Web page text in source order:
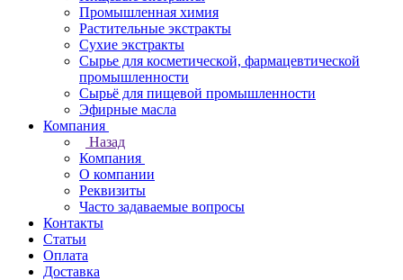
Промышленная химия
Растительные экстракты
Сухие экстракты
Сырье для косметической, фармацевтической
промышленности
Сырьё для пищевой промышленности
Эфирные масла
Компания
Назад
Компания
О компании
Реквизиты
Часто задаваемые вопросы
Контакты
Статьи
Оплата
Доставка